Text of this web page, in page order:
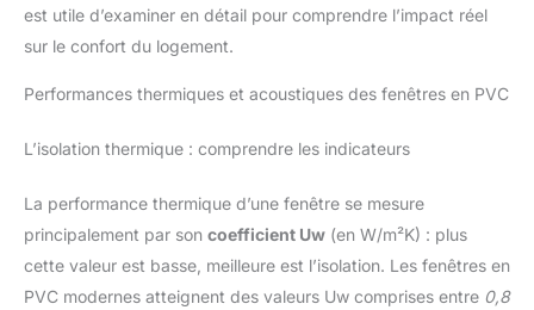
est utile d’examiner en détail pour comprendre l’impact réel
sur le confort du logement.
Performances thermiques et acoustiques des fenêtres en PVC
L’isolation thermique : comprendre les indicateurs
La performance thermique d’une fenêtre se mesure
principalement par son coefficient Uw (en W/m²K) : plus
cette valeur est basse, meilleure est l’isolation. Les fenêtres en
PVC modernes atteignent des valeurs Uw comprises entre 0,8